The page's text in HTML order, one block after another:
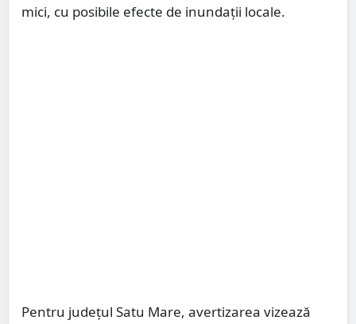
mici, cu posibile efecte de inundații locale.
Pentru județul Satu Mare, avertizarea vizează